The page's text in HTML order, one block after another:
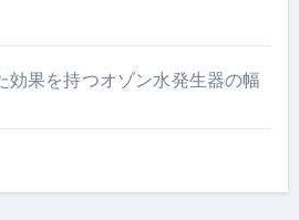
効果を持つオゾン水発生器の幅